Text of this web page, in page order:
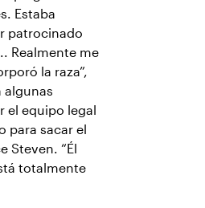
Estaba
patrocinado
Realmente me
la raza”,
algunas
el equipo legal
para sacar el
Steven. “Él
totalmente